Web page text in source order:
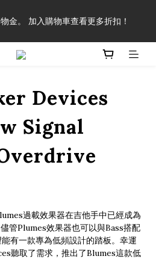
配件終生89折優惠！
金。 加入購物車查看更多折扣！
線、配件滿$999（不含運費），即可
Devices
Signal
過載效果器在吉他手中已經成為
管Plumes效果器也可以與Bass搭配
有一款專為低頻設計的踏板。幸運
聽取了需求，推出了Blumes這款低